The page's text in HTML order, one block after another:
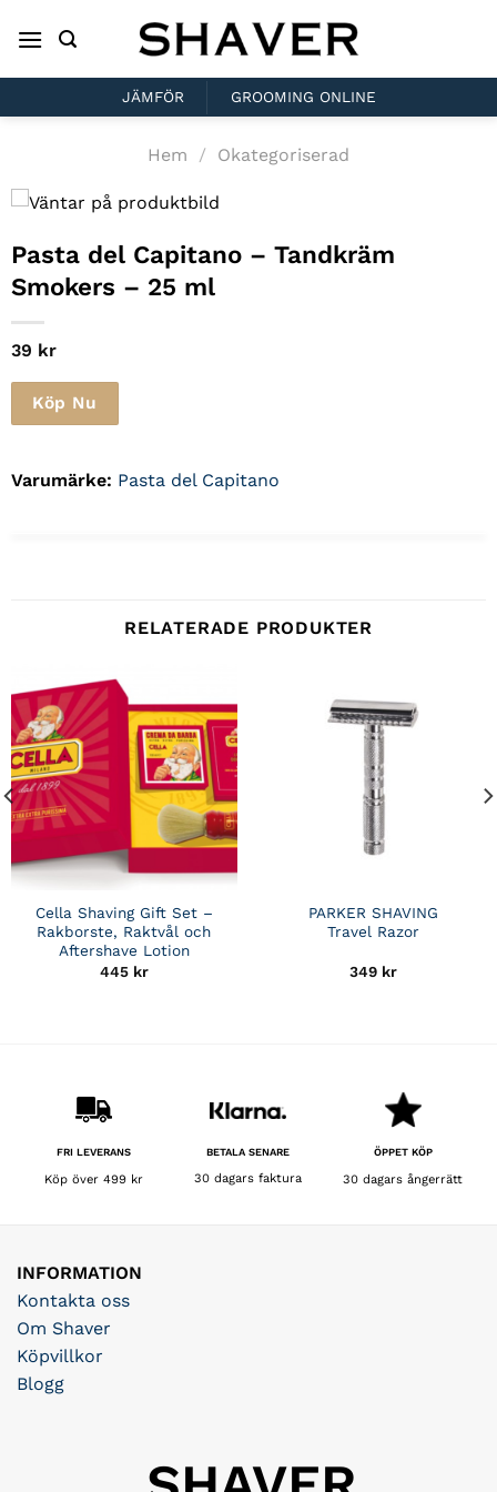
JÄMFÖR GROOMING ONLINE
Hem / Okategoriserad
Pasta del Capitano– Tandkräm
Smokers – 25 ml
39 kr
Köp Nu
Varumärke: Pasta del Capitano
RELATERADE PRODUKTER
Cella Shaving Gift Set –
Rakborste, Raktvål och
Aftershave Lotion
445 kr
PARKER SHAVING
Travel Razor
349 kr
FRI LEVERANS
Köp över 499 kr
BETALA SENARE
30 dagars faktura
ÖPPET KÖP
30 dagars ångerrätt
INFORMATION
Kontakta oss
Om Shaver
Köpvillkor
Blogg